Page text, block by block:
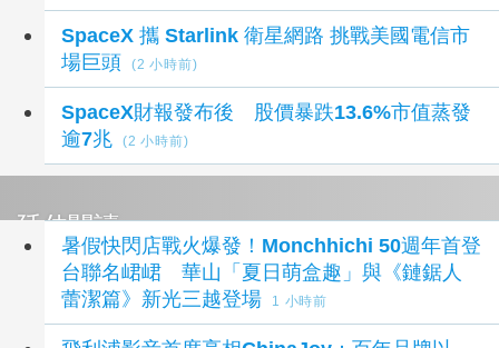
SpaceX 攜 Starlink 衛星網路 挑戰美國電信市
場巨頭
(2 小時前)
SpaceX財報發布後 股價暴跌13.6%市值蒸發
逾7兆
(2 小時前)
延伸閱讀
暑假快閃店戰火爆發！Monchhichi 50週年首登
台聯名峮峮 華山「夏日萌盒趣」與《鏈鋸人
蕾潔篇》新光三越登場
1 小時前